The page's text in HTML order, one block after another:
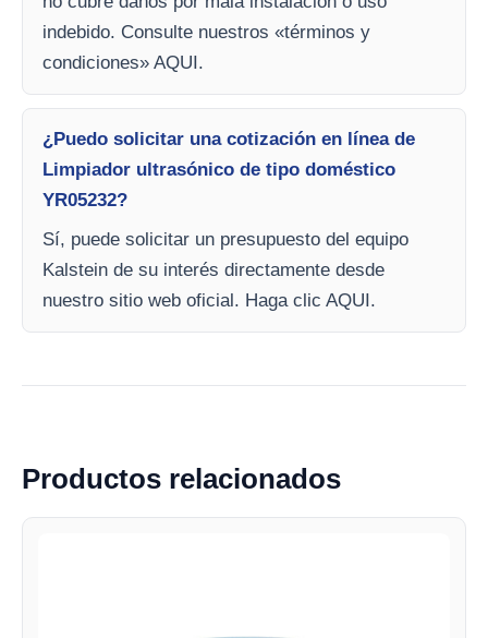
indebido. Consulte nuestros «términos y
condiciones» AQUI.
¿Puedo solicitar una cotización en línea de
Limpiador ultrasónico de tipo doméstico
YR05232?
Sí, puede solicitar un presupuesto del equipo
Kalstein de su interés directamente desde
nuestro sitio web oficial. Haga clic AQUI.
Productos relacionados